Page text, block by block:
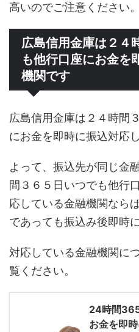
高いのでご注意ください。
広島信用金庫は２４
も他行口座にお金を
機関です
広島信用金庫は２４時間
にお金を即時に振込対応
よって、振込先が同じ金
間３６５日いつでも他行
応している金融機関なら
であっても振込み後即時
対応している金融機関に
覧ください。
24時間
お金を即